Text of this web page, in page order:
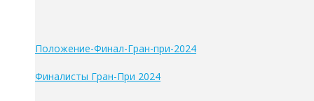
Положение-Финал-Гран-при-2024
Финалисты Гран-При 2024